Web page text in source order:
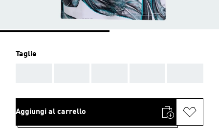
Taglie
Aggiungi al carrello